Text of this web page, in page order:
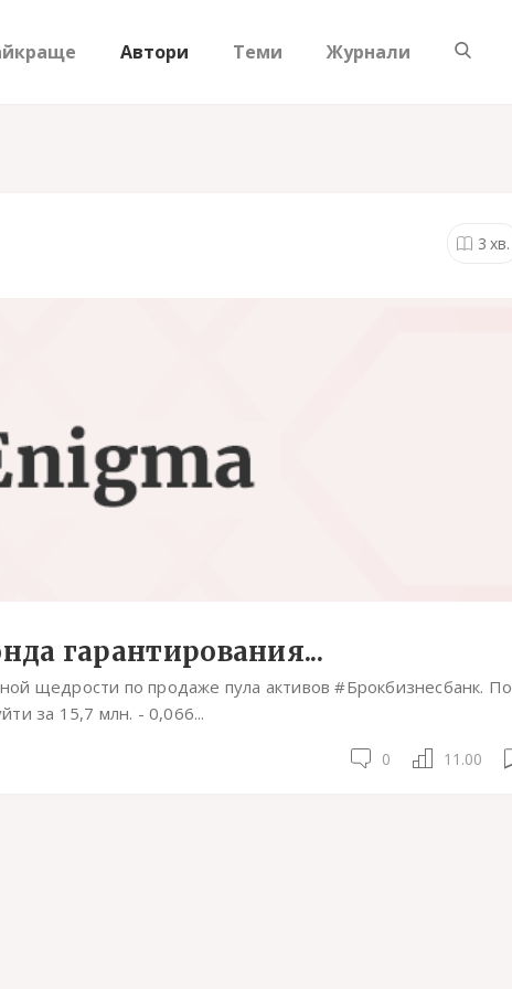
Автори Теми Журнали
3 хв.
гарантирования...
щедрости по продаже пула активов #Брокбизнесбанк. По
за 15,7 млн. - 0,066...
0 11.00